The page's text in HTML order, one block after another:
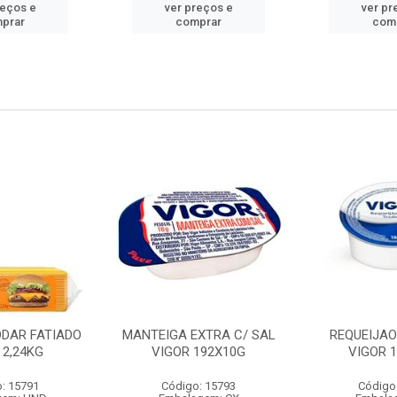
e
ver preços e
comprar
ver
FATIADO
15791
MANTEIGA EXTRA C/ SAL
VIGOR 192X10G
Código: 15793
VIGOR